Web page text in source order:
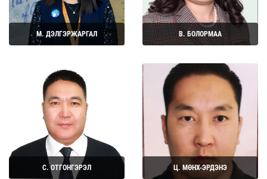
М. ДЭЛГЭРЖАРГАЛ
Дэлгэрэнгүй
В. БОЛОРМАА
С. ОТГОНГЭРЭЛ Ц. МӨНХ-ЭРДЭНЭ